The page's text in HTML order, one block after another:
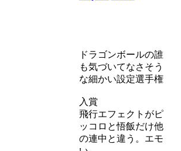
ドラゴンボールの誰
も気づいてなさそう
な細かい設定選手権
入賞
飛行エフェクトがピ
ッコロと悟飯だけ他
の連中と違う。エモ